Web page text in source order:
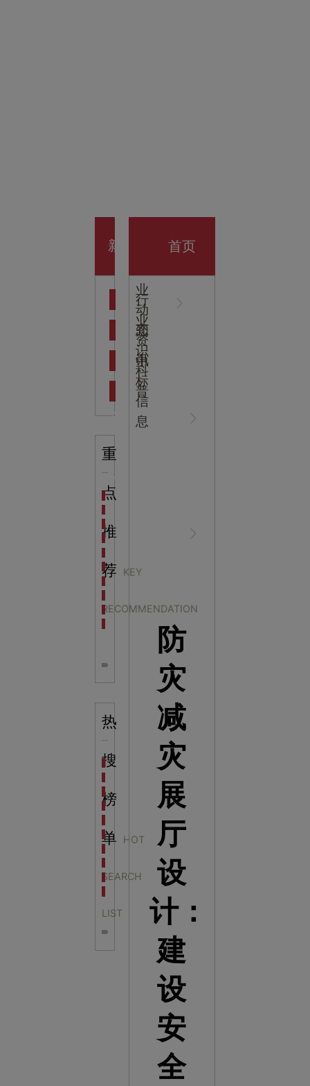
开业大
吉
新
心
NEWS
CENTER
业
动
态
行
业
资
讯
知
识
科
普
中
标
信
息
重
点
推
荐 KEY
RECOMMENDATION
海洋馆设计建设方案：展示内容和互动体验设计
非遗文化展厅设计要点：展厅布局策展技巧和创新元
航空航天科技馆设计思路：如何设计促进公众的兴趣
目前科技馆的展示内容主要包含哪些几个方面？
全息体验馆设计：打造身临其境的奇妙世界
热
搜
榜
单 HOT
SEARCH
LIST
科学梦成功中标公主岭市科技馆新馆项目
科学梦中标中国科学技术馆2022年中国流动科技馆
科学梦中标洛阳市科学技术馆展品采购项目
科学梦中标方城县科技馆展厅升级项目
科学梦中标濮阳县科技馆公共安全体验馆项目
科学梦集团中标广西大学海洋科教馆项目
科学梦集团中标淮师附小科技长廊展项目
科学梦集团中标洪泽湖治理保护展示馆项目
首页
防
灾
减
灾
展
厅
设
计：
建
设
安
全